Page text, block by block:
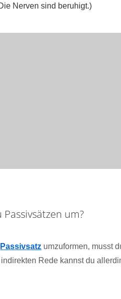
Nerven sind beruhigt.)
um?
Passivsatz umzuformen, musst
Rede kannst du